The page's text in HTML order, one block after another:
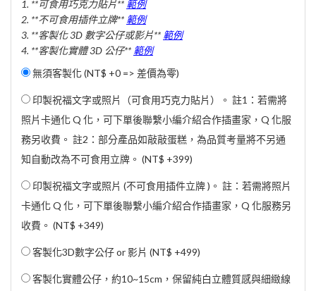
1. **可食用巧克力貼片** 範例
2. **不可食用插件立牌** 範例
3. **客製化 3D 數字公仔或影片** 範例
4. **客製化實體 3D 公仔** 範例
無須客製化 (NT$ +0 => 差價為零)
印製祝福文字或照片（可食用巧克力貼片）。 註1：若需將
照片卡通化 Q 化，可下單後聯繫小編介紹合作插畫家，Q 化服
務另收費。 註2：部分產品如敲敲蛋糕，為品質考量將不另通
知自動改為不可食用立牌。 (NT$ +399)
印製祝福文字或照片 (不可食用插件立牌 )。 註：若需將照片
卡通化 Q 化，可下單後聯繫小編介紹合作插畫家，Q 化服務另
收費。 (NT$ +349)
客製化3D數字公仔 or 影片 (NT$ +499)
客製化實體公仔，約10~15cm，保留純白立體質感與細緻線